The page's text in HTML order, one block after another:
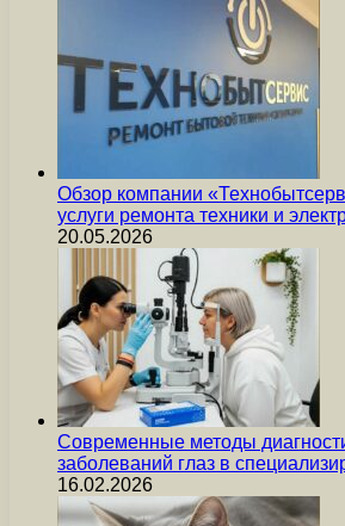
Обзор компании
услуги ремонта техники и
20.05.2026
Современные методы
заболеваний глаз в
16.02.2026